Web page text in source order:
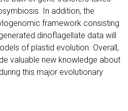
In addition, the
framework consisting
dinoflagellate data will
of plastid evolution. Overall,
valuable new knowledge about
this major evolutionary